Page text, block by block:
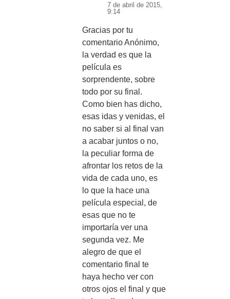
7 de abril de 2015,
9:14
Gracias por tu
comentario Anónimo,
la verdad es que la
película es
sorprendente, sobre
todo por su final.
Como bien has dicho,
esas idas y venidas, el
no saber si al final van
a acabar juntos o no,
la peculiar forma de
afrontar los retos de la
vida de cada uno, es
lo que la hace una
película especial, de
esas que no te
importaría ver una
segunda vez. Me
alegro de que el
comentario final te
haya hecho ver con
otros ojos el final y que